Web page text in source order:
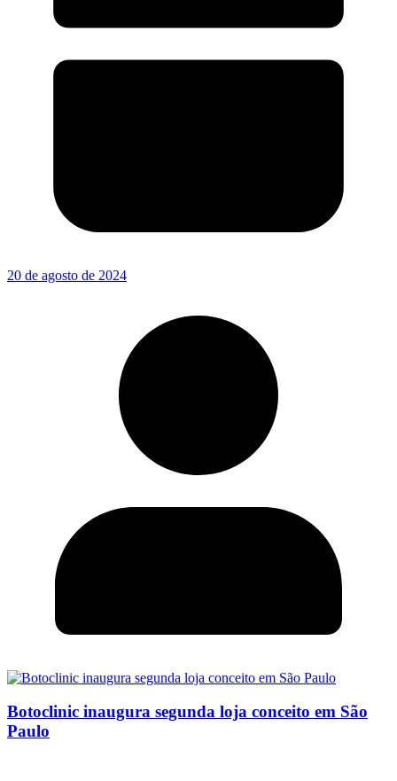
20 de agosto de 2024
Botoclinic inaugura segunda loja conceito em São
Paulo